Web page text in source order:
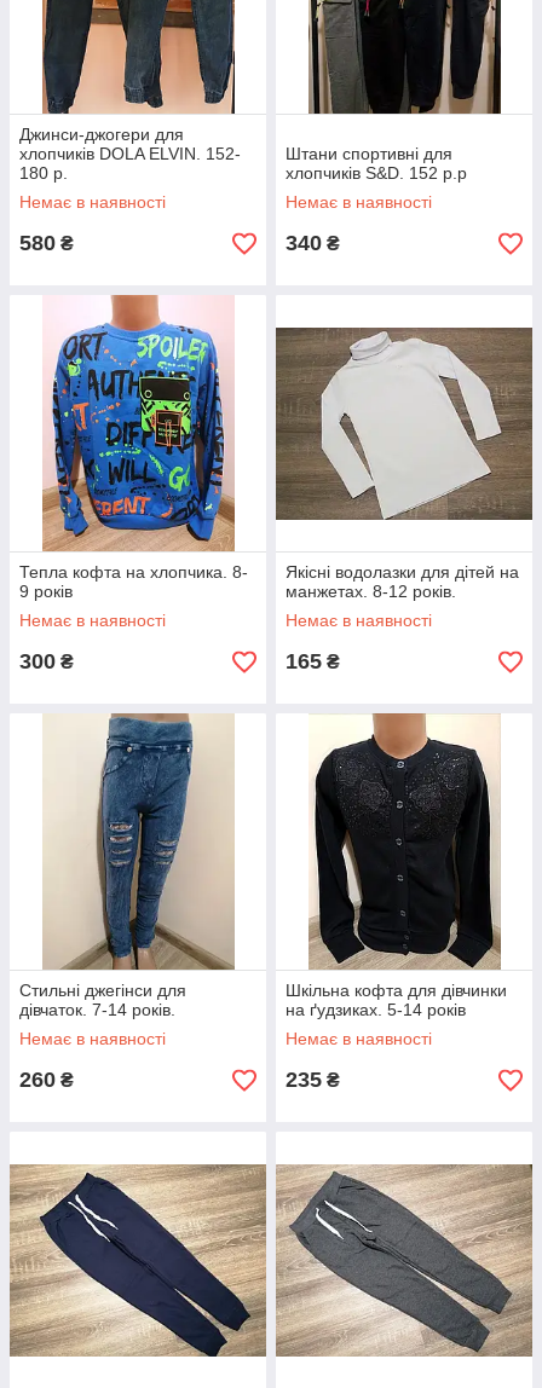
Джинси-джогери для
хлопчиків DOLA ELVIN. 152-
180 р.
Немає в наявності
580 ₴
Штани спортивні для
хлопчиків S&D. 152 р.р
Немає в наявності
340 ₴
Тепла кофта на хлопчика. 8-
9 років
Немає в наявності
300 ₴
Якісні водолазки для дітей на
манжетах. 8-12 років.
Немає в наявності
165 ₴
Стильні джегінси для
дівчаток. 7-14 років.
Немає в наявності
260 ₴
Шкільна кофта для дівчинки
на ґудзиках. 5-14 років
Немає в наявності
235 ₴